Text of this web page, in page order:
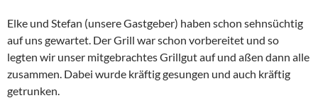
Elke und Stefan (unsere Gastgeber) haben schon sehnsüchtig
auf uns gewartet. Der Grill war schon vorbereitet und so
legten wir unser mitgebrachtes Grillgut auf und aßen dann alle
zusammen. Dabei wurde kräftig gesungen und auch kräftig
getrunken.